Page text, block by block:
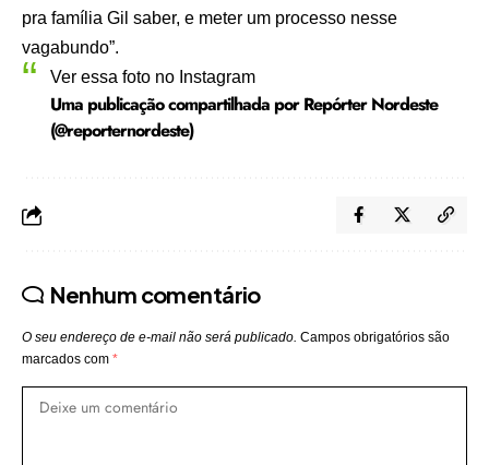
pra família Gil saber, e meter um processo nesse
vagabundo”.
Ver essa foto no Instagram
Uma publicação compartilhada por Repórter Nordeste
(@reporternordeste)
Nenhum comentário
O seu endereço de e-mail não será publicado. Campos obrigatórios são
marcados com *